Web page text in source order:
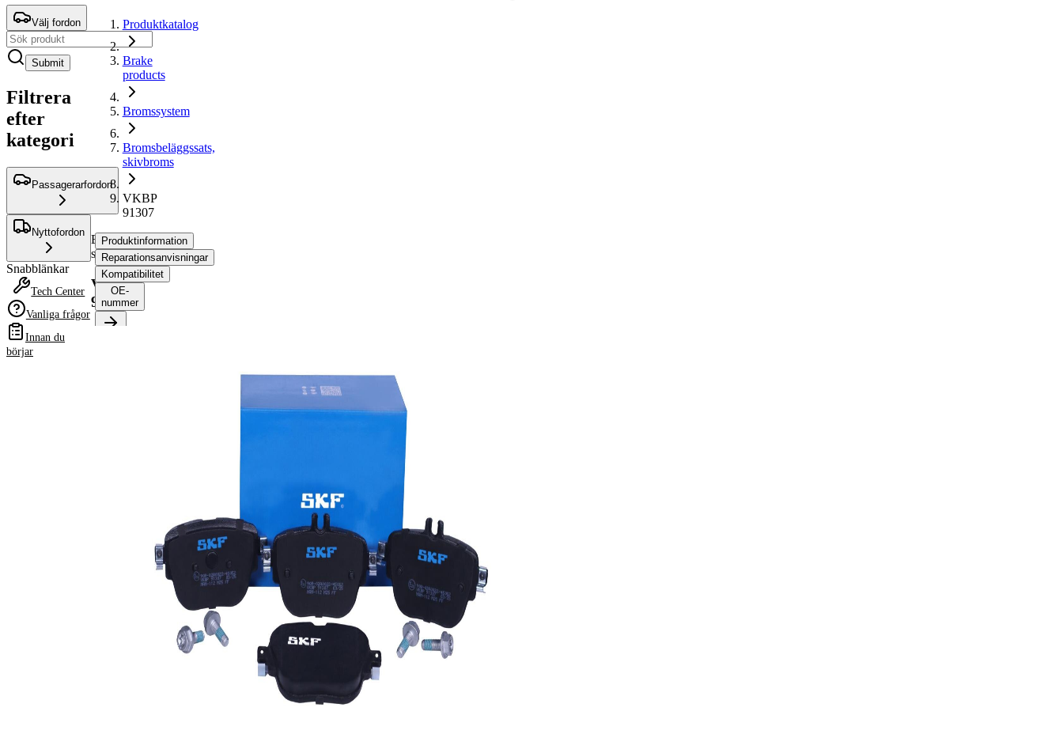
Välj fordon
Submit
Filtrera
efter
kategori
Passagerarfordon
Nyttofordon
Snabblänkar
Tech Center
Vanliga frågor
Innan du
börjar
Produktkatalog
Brake
products
Bromssystem
Bromsbeläggssats,
skivbroms
VKBP
91307
Bromsbeläggssats,
skivbroms
VKBP
91307
Produktinformation
Reparationsanvisningar
Kompatibilitet
OE-
nummer
slitvarningsvisning